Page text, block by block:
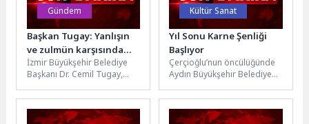
Gündem
Başkan Tugay: Yanlışın
ve zulmün karşısında
asla boyun eğmeyeceğiz
İzmir Büyükşehir Belediye
Başkanı Dr. Cemil Tugay,
Kültür Derneği Bornova
Cemevi...
Kültür Sanat
Yıl Sonu Karne Şenliği
Başlıyor
Çerçioğlu’nun öncülüğünde
Aydın Büyükşehir Belediyesi,
yılını geride bırakan çocuklar
için dopdolu bir Yıl...